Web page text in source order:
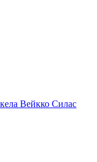
Вейкко Силас